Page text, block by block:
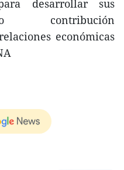
desarrollar sus
contribución
económicas